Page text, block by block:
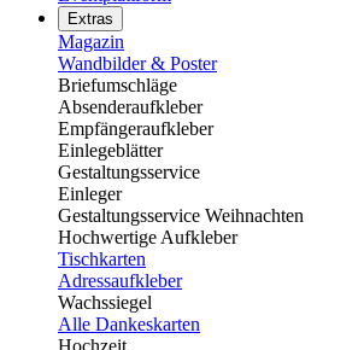
Extras
Magazin
Wandbilder & Poster
Briefumschläge
Absenderaufkleber
Empfängeraufkleber
Einlegeblätter
Gestaltungsservice
Einleger
Gestaltungsservice Weihnachten
Hochwertige Aufkleber
Tischkarten
Adressaufkleber
Wachssiegel
Alle Dankeskarten
Hochzeit